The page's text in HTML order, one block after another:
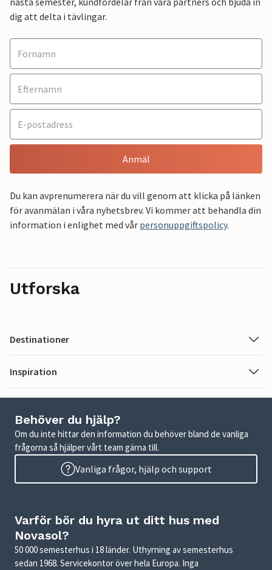
dig att delta i tävlingar.
Anmäl
Du kan avprenumerera när du vill genom att klicka på länken
för avanmälan i våra nyhetsbrev. Vi kommer att behandla din
information i enlighet med vår personuppgiftspolicy.
Utforska
Destinationer
Inspiration
Behöver du hjälp?
Om du inte hittar den information du behöver bland de vanliga
frågorna så hjälper vårt team gärna till.
Vanliga frågor, hjälp och support
Varför bör du hyra ut ditt hus med
Novasol?
50 000 semesterhus i 18 länder. Uthyrning av semesterhus
sedan 1968. Servicekontor över hela Europa. Inga